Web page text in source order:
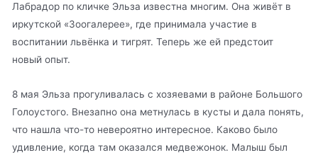
Лабрадор по кличке Эльза известна многим. Она живёт в
иркутской «Зоогалерее», где принимала участие в
воспитании львёнка и тигрят. Теперь же ей предстоит
новый опыт.
8 мая Эльза прогуливалась с хозяевами в районе Большого
Голоустого. Внезапно она метнулась в кусты и дала понять,
что нашла что-то невероятно интересное. Каково было
удивление, когда там оказался медвежонок. Малыш был